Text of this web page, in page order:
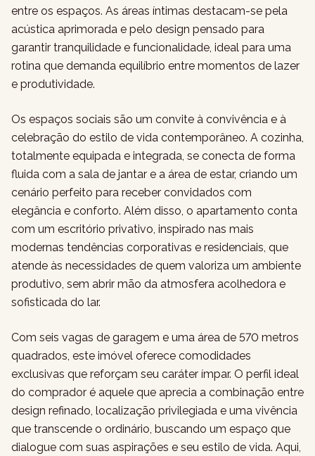
entre os espaços. As áreas íntimas destacam-se pela
acústica aprimorada e pelo design pensado para
garantir tranquilidade e funcionalidade, ideal para uma
rotina que demanda equilíbrio entre momentos de lazer
e produtividade.
Os espaços sociais são um convite à convivência e à
celebração do estilo de vida contemporâneo. A cozinha,
totalmente equipada e integrada, se conecta de forma
fluida com a sala de jantar e a área de estar, criando um
cenário perfeito para receber convidados com
elegância e conforto. Além disso, o apartamento conta
com um escritório privativo, inspirado nas mais
modernas tendências corporativas e residenciais, que
atende às necessidades de quem valoriza um ambiente
produtivo, sem abrir mão da atmosfera acolhedora e
sofisticada do lar.
Com seis vagas de garagem e uma área de 570 metros
quadrados, este imóvel oferece comodidades
exclusivas que reforçam seu caráter ímpar. O perfil ideal
do comprador é aquele que aprecia a combinação entre
design refinado, localização privilegiada e uma vivência
que transcende o ordinário, buscando um espaço que
dialogue com suas aspirações e seu estilo de vida. Aqui,